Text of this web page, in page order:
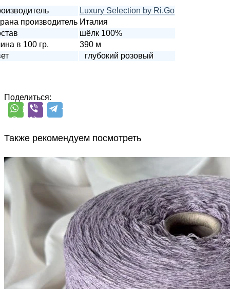
Luxury Selection by Ri.Go
производитель Италия
шёлк 100%
в 100 гр.
390 м
глубокий розовый
Поделиться:
Также рекомендуем посмотреть
В наличии 8110
G&G Filati
Millefili
кашемир 30%, меринос экстрафайн
суперджилонг 70%
750 м/100 гсветло-лавандовый
1 050₽
за 100 г
Купить